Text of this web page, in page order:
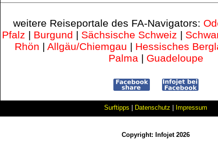
weitere Reiseportale des FA-Navigators:
Pfalz | Burgund | Sächsische Schweiz |
Rhön | Allgäu/Chiemgau | Hessisches
Palma| Guadeloupe
Surftipps Datenschutz Impressum
Copyright: Infojet 2026